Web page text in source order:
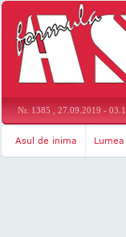
Nr. 1385 , 27.09.2019 -
Asul de inima